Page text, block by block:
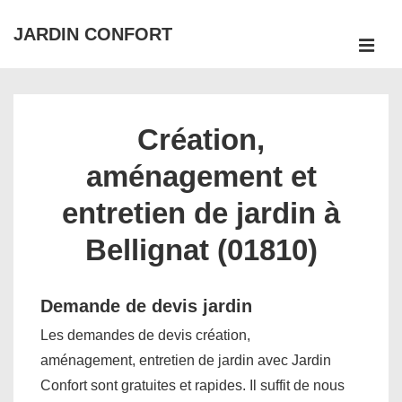
passer
JARDIN CONFORT
Création,
aménagement et
entretien de jardin à
Bellignat (01810)
Demande de devis jardin
Les demandes de devis création,
aménagement, entretien de jardin avec Jardin
Confort sont gratuites et rapides. Il suffit de nous